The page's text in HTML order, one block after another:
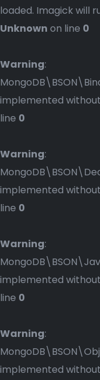
loaded. Imagick will
Unknown on line 0
Warning:
implemented
line 0
Warning:
implemented
line 0
Warning:
implemented
line 0
Warning:
implemented